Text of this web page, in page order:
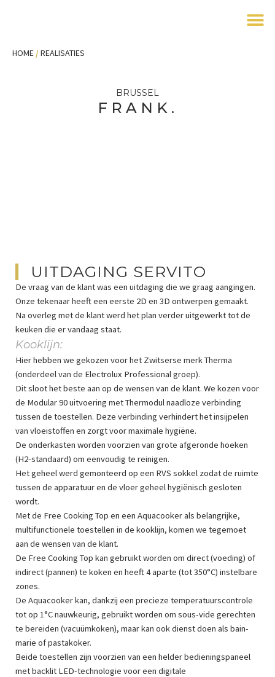
HOME /REALISATIES
BRUSSEL
FRANK.
UITDAGING SERVITO
De vraag van de klant was een uitdaging die we graag aangingen.
Onze tekenaar heeft een eerste 2D en 3D ontwerpen gemaakt.
Na overleg met de klant werd het plan verder uitgewerkt tot de
keuken die er vandaag staat.
Kooklijn:
Hier hebben we gekozen voor het Zwitserse merk Therma
(onderdeel van de Electrolux Professional groep).
Dit sloot het beste aan op de wensen van de klant. We kozen voor
de Modular 90 uitvoering met Thermodul naadloze verbinding
tussen de toestellen. Deze verbinding verhindert het insijpelen
van vloeistoffen en zorgt voor maximale hygiëne.
De onderkasten worden voorzien van grote afgeronde hoeken
(H2-standaard) om eenvoudig te reinigen.
Het geheel werd gemonteerd op een RVS sokkel zodat de ruimte
tussen de apparatuur en de vloer geheel hygiënisch gesloten
wordt.
Met de Free Cooking Top en een Aquacooker als belangrijke,
multifunctionele toestellen in de kooklijn, komen we tegemoet
aan de wensen van de klant.
De Free Cooking Top kan gebruikt worden om direct (voeding) of
indirect (pannen) te koken en heeft 4 aparte (tot 350°C) instelbare
zones.
De Aquacooker kan, dankzij een precieze temperatuurscontrole
tot op 1°C nauwkeurig, gebruikt worden om sous-vide gerechten
te bereiden (vacuümkoken), maar kan ook dienst doen als bain-
marie of pastakoker.
Beide toestellen zijn voorzien van een helder bedieningspaneel
met backlit LED-technologie voor een digitale